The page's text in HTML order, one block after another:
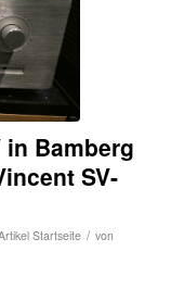
in Bamberg
SV-
Startseite / von